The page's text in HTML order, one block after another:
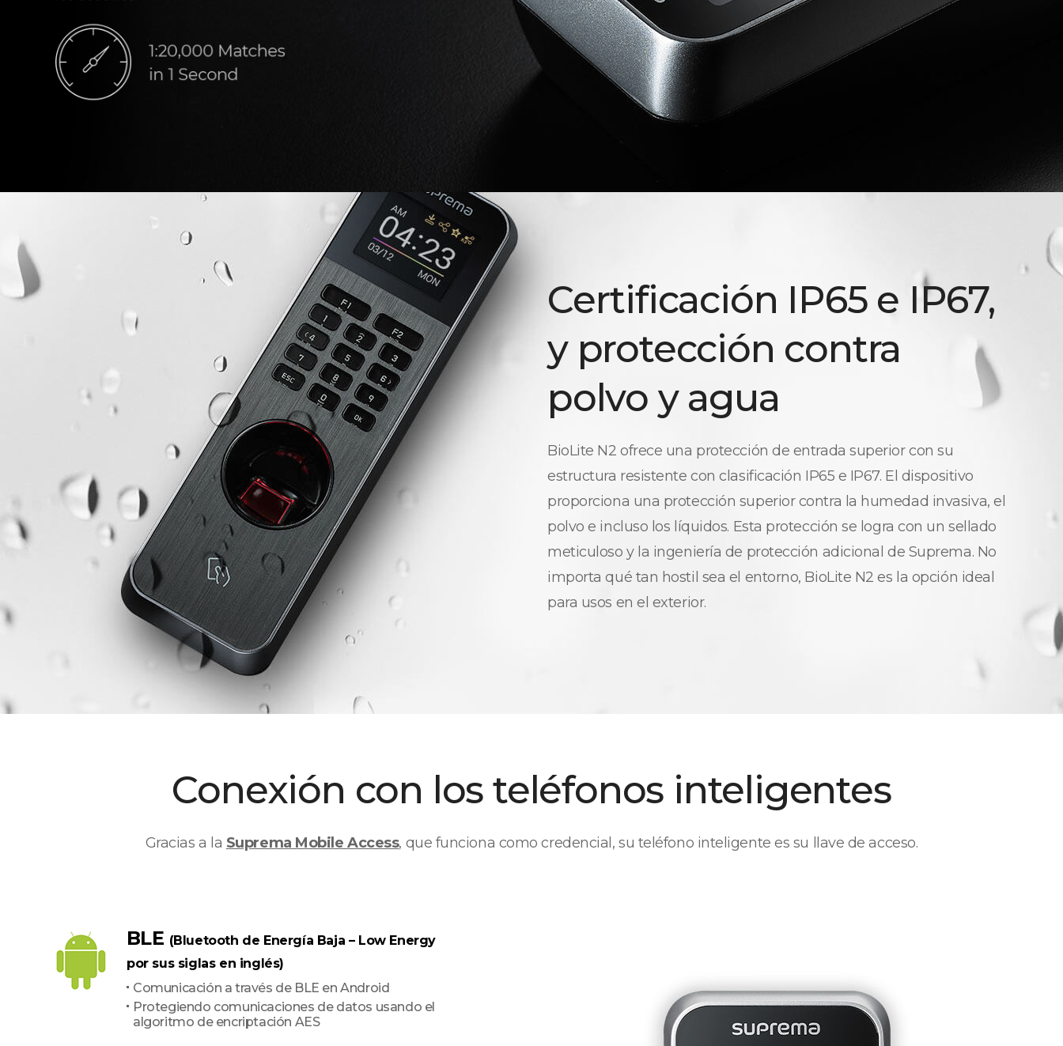
Certificación IP65 e IP67,
y protección contra
polvo y agua
BioLite N2 ofrece una protección de entrada superior con su
estructura resistente con clasificación IP65 e IP67. El dispositivo
proporciona una protección superior contra la humedad invasiva, el
polvo e incluso los líquidos. Esta protección se logra con un sellado
meticuloso y la ingeniería de protección adicional de Suprema. No
importa qué tan hostil sea el entorno, BioLite N2 es la opción ideal
para usos en el exterior.
Conexión con los teléfonos inteligentes
Gracias a la Suprema Mobile Access, que funciona como credencial, su teléfono inteligente es su llave de acceso.
BLE (Bluetooth de Energía Baja – Low Energy
por sus siglas en inglés)
Comunicación a través de BLE en Android
Protegiendo comunicaciones de datos usando el
algoritmo de encriptación AES